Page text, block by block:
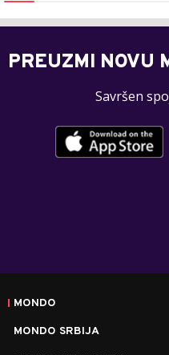
PREUZMI NOVU
Savršen
MONDO
MONDO SRBIJA